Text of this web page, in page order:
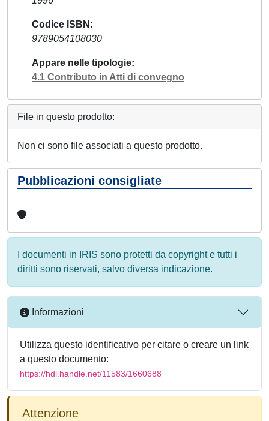
Codice ISBN
9789054108030
Appare nelle tipologie
4.1 Contributo in Atti di convegno
File in questo prodotto:
Non ci sono file associati a questo prodotto.
Pubblicazioni consigliate
I documenti in IRIS sono protetti da copyright e tutti i
diritti sono riservati, salvo diversa indicazione.
Informazioni
Utilizza questo identificativo per citare o creare un link
a questo documento:
https://hdl.handle.net/11583/1660688
Attenzione